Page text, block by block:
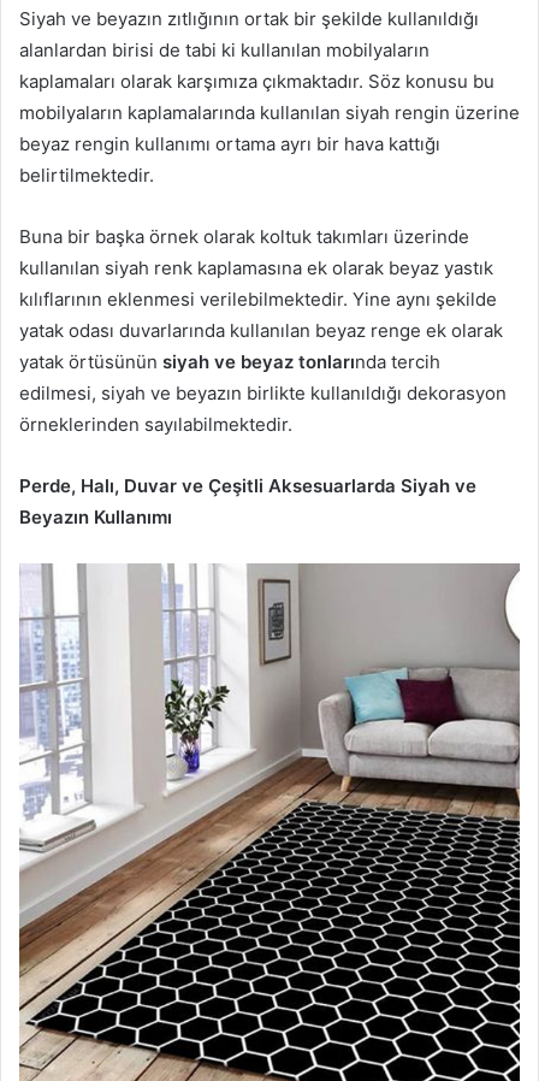
Siyah ve beyazın zıtlığının ortak bir şekilde kullanıldığı
alanlardan birisi de tabi ki kullanılan mobilyaların
kaplamaları olarak karşımıza çıkmaktadır. Söz konusu bu
mobilyaların kaplamalarında kullanılan siyah rengin üzerine
beyaz rengin kullanımı ortama ayrı bir hava kattığı
belirtilmektedir.
Buna bir başka örnek olarak koltuk takımları üzerinde
kullanılan siyah renk kaplamasına ek olarak beyaz yastık
kılıflarının eklenmesi verilebilmektedir. Yine aynı şekilde
yatak odası duvarlarında kullanılan beyaz renge ek olarak
yatak örtüsünün siyah ve beyaz tonlarında tercih
edilmesi, siyah ve beyazın birlikte kullanıldığı dekorasyon
örneklerinden sayılabilmektedir.
Perde, Halı, Duvar ve Çeşitli Aksesuarlarda Siyah ve
Beyazın Kullanımı